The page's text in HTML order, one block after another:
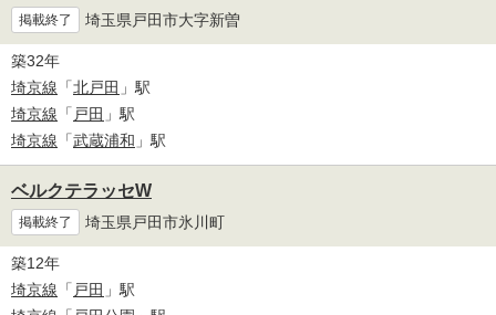
掲載終了 埼玉県戸田市大字新曽
築32年
埼京線 「北戸田 」駅
埼京線 「 戸田 」駅
埼京線 「武蔵浦和 」駅
ベルクテラッセW
掲載終了 埼玉県戸田市氷川町
築12年
埼京線 「 戸田 」駅